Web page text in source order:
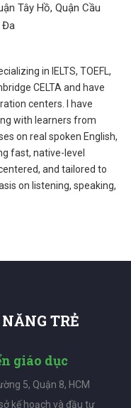
Tây Hồ, Quận Cầu
Đa
in IELTS, TOEFL,
CELTA and have
centers. I have
with learners from
on real spoken English,
fast, native-level
and tailored to
on listening, speaking,
TRẺ
giáo dục
5, Quận 8, HCM
kế hoạch và đầu tư